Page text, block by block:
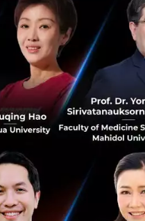
(Palm Vein)
ภายใต้เครื่อง
ต้องการนำเสนอความแตก
ยืนยันตัวตนด้วยวิธีอื่นๆ อา
(Fingerprint) เป็นต้น ทั้งนี้
ประเทศต่างๆ อาทิ เกาหลี
ในห้างสรรพสินค้า ร้านสะด
Vein Sensor นั่นคืออีกทาง
ด้วยคิวอาร์โค้ด ได้เช่นกัน